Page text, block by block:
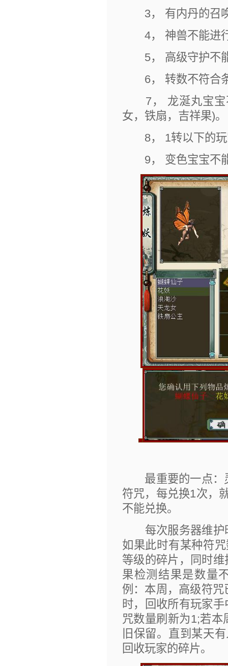
3， 有内丹的召
4， 神兽不能进
5， 高级守护不
6， 转数不符合条
7， 龙涎丸宝宝
女，铁扇，吉祥果)。
8， 1转以下的玩
9， 变色宝宝不
最重要的一点：
符咒，每兑换1次，
不能兑换。
每次服务器维护
如果此时有某种符
等级的碎片，同时
果检测结果是数量
例：本周，高级符
时，回收所有玩家
咒数量刷新为1;若
旧保留。直到某天
回收玩家的碎片。